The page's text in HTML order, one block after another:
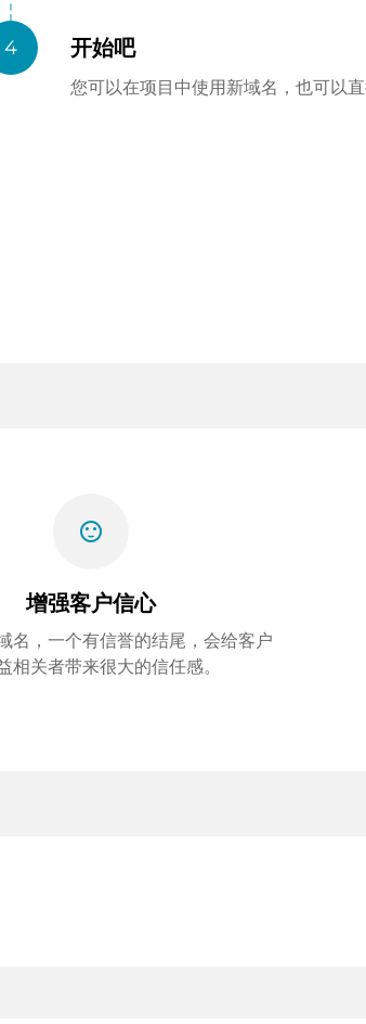
4 开始吧
您可以在项目中使用新域名，也可以
sentiment_satisfied
增强客户信心
名，一个有信誉的结尾，会给客户
相关者带来很大的信任感。